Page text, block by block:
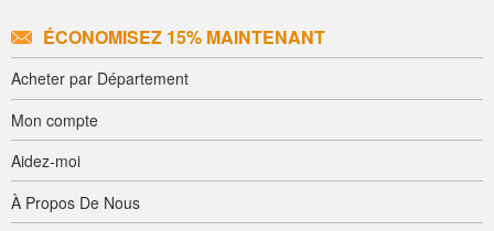
ÉCONOMISEZ 15% MAINTENANT
Acheter par Département
Mon compte
Aidez-moi
À Propos De Nous